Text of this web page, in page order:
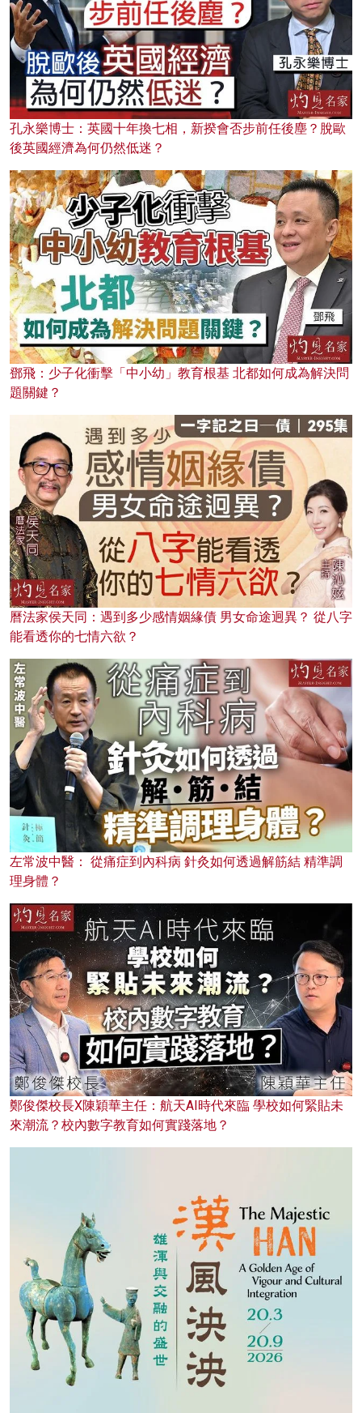
孔永樂博士：英國十年換七相，新揆會否步前任後塵？脫歐
後英國經濟為何仍然低迷？
鄧飛：少子化衝擊「中小幼」教育根基 北都如何成為解決問
題關鍵？
曆法家侯天同：遇到多少感情姻緣債 男女命途迥異？ 從八字
能看透你的七情六欲？
左常波中醫： 從痛症到內科病 針灸如何透過解筋結 精準調
理身體？
鄭俊傑校長X陳穎華主任：航天AI時代來臨 學校如何緊貼未
來潮流？校內數字教育如何實踐落地？